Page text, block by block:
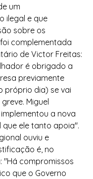
um
ilegal e que
sobre os
complementada
de Victor Freitas:
é obrigado a
previamente
próprio dia) se vai
Miguel
a nova
ele tanto apoia".
ouviu e
é, no
"Há compromissos
que o Governo